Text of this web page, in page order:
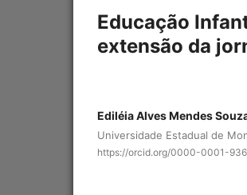
Educação
extensão da
Ediléia Alves Mendes
Universidade Estadual de
https://orcid.org/0000-0001-